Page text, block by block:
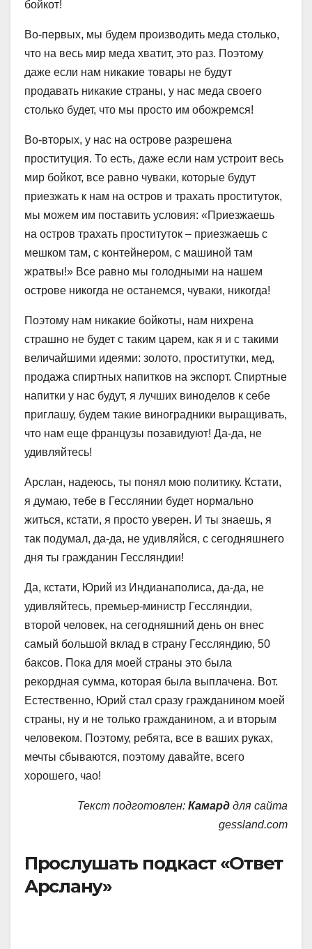
бойкот!
Во-первых, мы будем производить меда столько,
что на весь мир меда хватит, это раз. Поэтому
даже если нам никакие товары не будут
продавать никакие страны, у нас меда своего
столько будет, что мы просто им обожремся!
Во-вторых, у нас на острове разрешена
проституция. То есть, даже если нам устроит весь
мир бойкот, все равно чуваки, которые будут
приезжать к нам на остров и трахать проституток,
мы можем им поставить условия: «Приезжаешь
на остров трахать проституток – приезжаешь с
мешком там, с контейнером, с машиной там
жратвы!» Все равно мы голодными на нашем
острове никогда не останемся, чуваки, никогда!
Поэтому нам никакие бойкоты, нам нихрена
страшно не будет с таким царем, как я и с такими
величайшими идеями: золото, проститутки, мед,
продажа спиртных напитков на экспорт. Спиртные
напитки у нас будут, я лучших виноделов к себе
приглашу, будем такие виноградники выращивать,
что нам еще французы позавидуют! Да-да, не
удивляйтесь!
Арслан, надеюсь, ты понял мою политику. Кстати,
я думаю, тебе в Гесслянии будет нормально
житься, кстати, я просто уверен. И ты знаешь, я
так подумал, да-да, не удивляйся, с сегодняшнего
дня ты гражданин Гессляндии!
Да, кстати, Юрий из Индианаполиса, да-да, не
удивляйтесь, премьер-министр Гессляндии,
второй человек, на сегодняшний день он внес
самый большой вклад в страну Гессляндию, 50
баксов. Пока для моей страны это была
рекордная сумма, которая была выплачена. Вот.
Естественно, Юрий стал сразу гражданином моей
страны, ну и не только гражданином, а и вторым
человеком. Поэтому, ребята, все в ваших руках,
мечты сбываются, поэтому давайте, всего
хорошего, чао!
Текст подготовлен: Камард для сайта
gessland.com
Прослушать подкаст «Ответ
Арслану»